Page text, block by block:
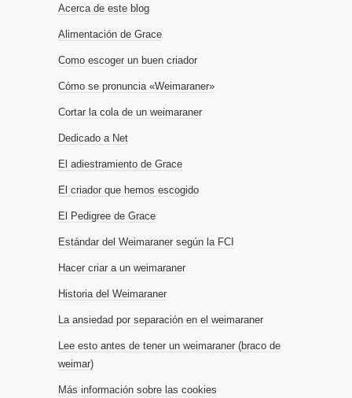
Acerca de este blog
Alimentación de Grace
Como escoger un buen criador
Cómo se pronuncia «Weimaraner»
Cortar la cola de un weimaraner
Dedicado a Net
El adiestramiento de Grace
El criador que hemos escogido
El Pedigree de Grace
Estándar del Weimaraner según la FCI
Hacer criar a un weimaraner
Historia del Weimaraner
La ansiedad por separación en el weimaraner
Lee esto antes de tener un weimaraner (braco de
weimar)
Más información sobre las cookies